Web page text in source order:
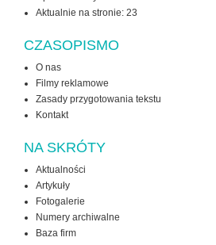
Aktualnie na stronie: 23
CZASOPISMO
O nas
Filmy reklamowe
Zasady przygotowania tekstu
Kontakt
NA SKRÓTY
Aktualności
Artykuły
Fotogalerie
Numery archiwalne
Baza firm